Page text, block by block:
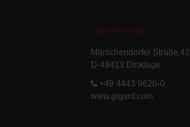
GIGANT GmbH
Märschendorfer Straße 42
D-49413 Dinklage
+49 4443 9620-0
www.gigant.com